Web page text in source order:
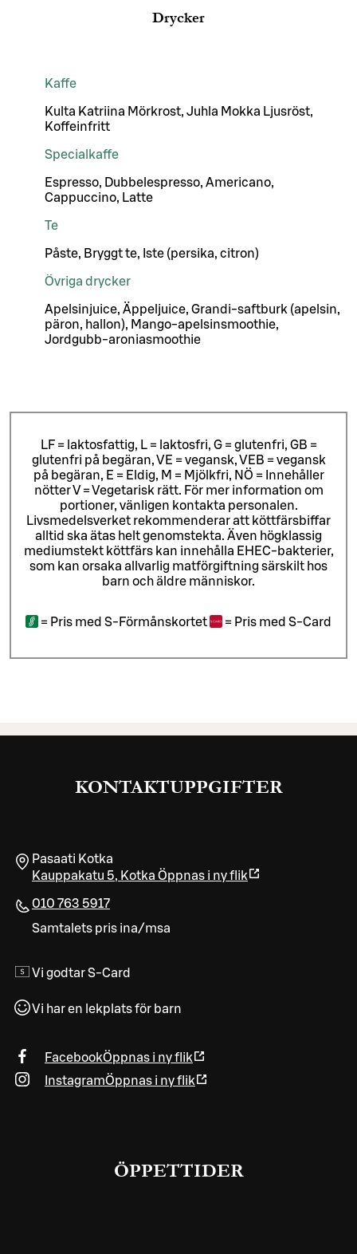
Drycker
Kaffe
Kulta Katriina Mörkrost, Juhla Mokka Ljusröst,
Koffeinfritt
Specialkaffe
Espresso, Dubbelespresso, Americano,
Cappuccino, Latte
Te
Påste, Bryggt te, Iste (persika, citron)
Övriga drycker
Apelsinjuice, Äppeljuice, Grandi-saftburk (apelsin,
päron, hallon), Mango-apelsinsmoothie,
Jordgubb-aroniasmoothie
LF = laktosfattig, L = laktosfri, G = glutenfri, GB =
glutenfri på begäran, VE = vegansk, VEB = vegansk
på begäran, E = Eldig, M = Mjölkfri, NÖ = Innehåller
nötter V = Vegetarisk rätt. För mer information om
portioner, vänligen kontakta personalen.
Livsmedelsverket rekommenderar att köttfärsbiffar
alltid ska ätas helt genomstekta. Även högklassig
mediumstekt köttfärs kan innehålla EHEC-bakterier,
som kan orsaka allvarlig matförgiftning särskilt hos
barn och äldre människor.
= Pris med S-Förmånskortet = Pris med S-Card
KONTAKTUPPGIFTER
Pasaati Kotka
Kauppakatu 5, Kotka Öppnas i ny flik
010 763 5917
Samtalets pris ina/msa
Vi godtar S-Card
Vi har en lekplats för barn
FacebookÖppnas i ny flik
InstagramÖppnas i ny flik
ÖPPETTIDER